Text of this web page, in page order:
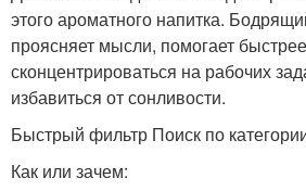
этого ароматного напитка.
проясняет мысли, помогает быстрее
сконцентрироваться на рабочих
избавиться от сонливости.
Быстрый фильтр Поиск по
Как или зачем: